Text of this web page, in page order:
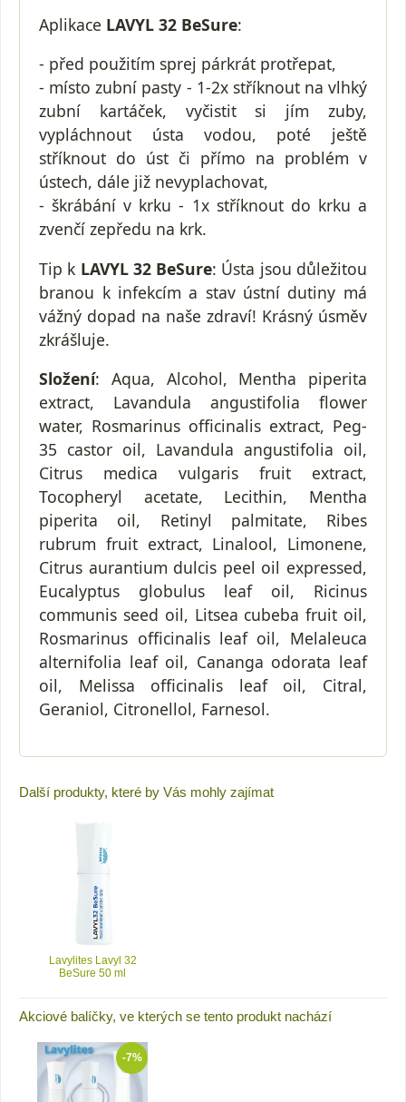
Aplikace LAVYL 32 BeSure:
- před použitím sprej párkrát protřepat,
- místo zubní pasty - 1-2x stříknout na vlhký
zubní kartáček, vyčistit si jím zuby,
vypláchnout ústa vodou, poté ještě
stříknout do úst či přímo na problém v
ústech, dále již nevyplachovat,
- škrábání v krku - 1x stříknout do krku a
zvenčí zepředu na krk.
Tip k LAVYL 32 BeSure: Ústa jsou důležitou
branou k infekcím a stav ústní dutiny má
vážný dopad na naše zdraví! Krásný úsměv
zkrášluje.
Složení: Aqua, Alcohol, Mentha piperita
extract, Lavandula angustifolia flower
water, Rosmarinus officinalis extract, Peg-
35 castor oil, Lavandula angustifolia oil,
Citrus medica vulgaris fruit extract,
Tocopheryl acetate, Lecithin, Mentha
piperita oil, Retinyl palmitate, Ribes
rubrum fruit extract, Linalool, Limonene,
Citrus aurantium dulcis peel oil expressed,
Eucalyptus globulus leaf oil, Ricinus
communis seed oil, Litsea cubeba fruit oil,
Rosmarinus officinalis leaf oil, Melaleuca
alternifolia leaf oil, Cananga odorata leaf
oil, Melissa officinalis leaf oil, Citral,
Geraniol, Citronellol, Farnesol.
Další produkty, které by Vás mohly zajímat
Lavylites Lavyl 32
BeSure 50 ml
Akciové balíčky, ve kterých se tento produkt nachází
-7%